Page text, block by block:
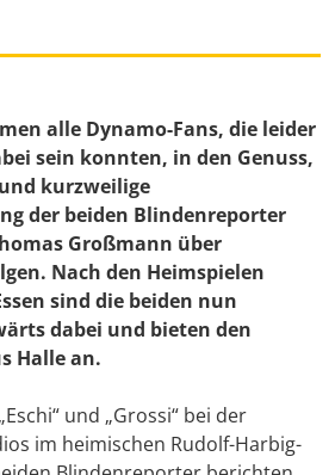
alle Dynamo-Fans, die leider
sein konnten, in den Genuss,
kurzweilige
der beiden Blindenreporter
Großmann über
Nach den Heimspielen
sind die beiden nun
dabei und bieten den
Halle an.
und „Grossi“ bei der
im heimischen Rudolf-Harbig-